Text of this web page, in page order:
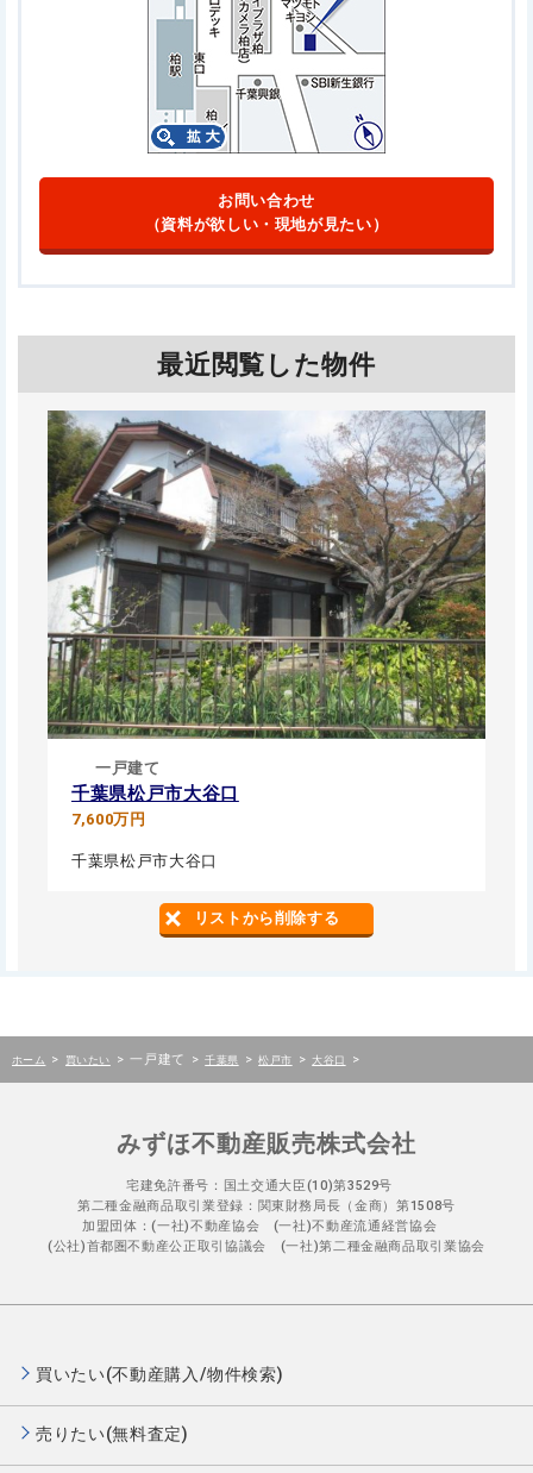
お問い合わせ
（資料が欲しい・現地が見たい）
最近閲覧した物件
一戸建て
千葉県松戸市大谷口
7,600万円
千葉県松戸市大谷口
リストから削除する
ホーム > 買いたい > 一戸建て > 千葉県 > 松戸市 > 大谷口 >
みずほ不動産販売株式会社
宅建免許番号：国土交通大臣(10)第3529号
第二種金融商品取引業登録：関東財務局長（金商）第1508号
加盟団体：(一社)不動産協会 (一社)不動産流通経営協会
(公社)首都圏不動産公正取引協議会 (一社)第二種金融商品取引業協会
買いたい(不動産購入/物件検索)
売りたい(無料査定)